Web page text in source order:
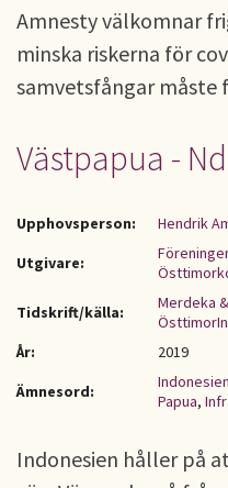
Amnesty välkomnar
minska riskerna för
samvetsfångar måste
Västpapua -
Upphovsperson:
Hendrik
Utgivare:
Tidskrift/källa:
Merdeka &
År:
2019
Ämnesord:
Indonesien
Papua,
Indonesien håller på